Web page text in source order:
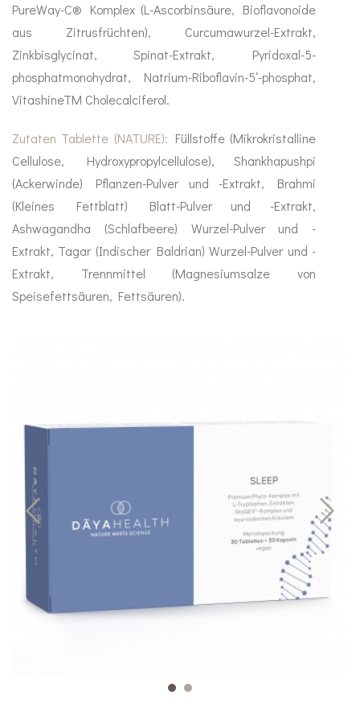
PureWay-C® Komplex (L-Ascorbinsäure, Bioflavonoide
aus Zitrusfrüchten), Curcumawurzel-Extrakt,
Zinkbisglycinat, Spinat-Extrakt, Pyridoxal-5-
phosphatmonohydrat, Natrium-Riboflavin-5‘-phosphat,
VitashineTM Cholecalciferol.
Zutaten Tablette (NATURE): Füllstoffe (Mikrokristalline
Cellulose, Hydroxypropylcellulose), Shankhapushpi
(Ackerwinde) Pflanzen-Pulver und -Extrakt, Brahmi
(Kleines Fettblatt) Blatt-Pulver und -Extrakt,
Ashwagandha (Schlafbeere) Wurzel-Pulver und -
Extrakt, Tagar (Indischer Baldrian) Wurzel-Pulver und -
Extrakt, Trennmittel (Magnesiumsalze von
Speisefettsäuren, Fettsäuren).